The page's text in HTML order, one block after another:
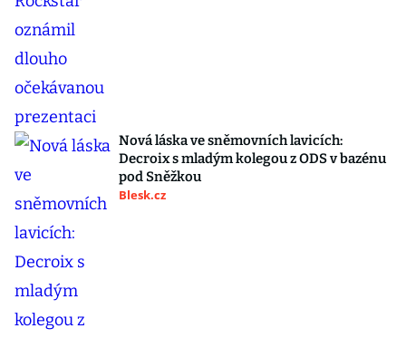
Nová láska ve sněmovních lavicích:
Decroix s mladým kolegou z ODS v bazénu
pod Sněžkou
Blesk.cz